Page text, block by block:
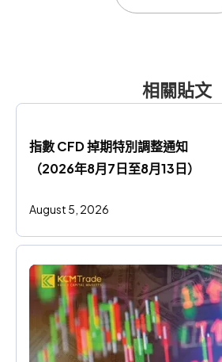
相關貼文
指數 CFD 掉期特別調整通知
（2026年8月7日至8月13日）
August 5, 2026